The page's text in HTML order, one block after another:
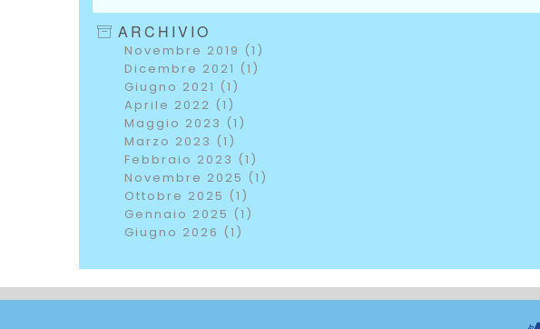
ARCHIVIO
Novembre 2019 (1)
Dicembre 2021 (1)
Giugno 2021 (1)
Aprile 2022 (1)
Maggio 2023 (1)
Marzo 2023 (1)
Febbraio 2023 (1)
Novembre 2025 (1)
Ottobre 2025 (1)
Gennaio 2025 (1)
Giugno 2026 (1)